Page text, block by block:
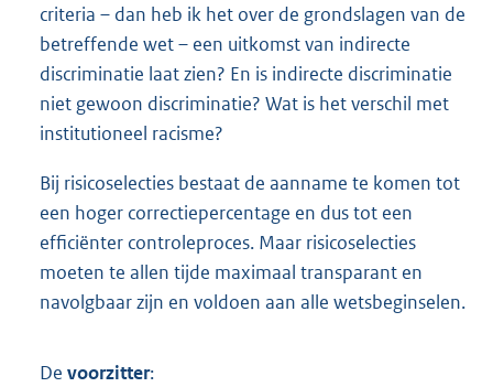
criteria – dan heb ik het over de grondslagen van de
betreffende wet – een uitkomst van indirecte
discriminatie laat zien? En is indirecte discriminatie
niet gewoon discriminatie? Wat is het verschil met
institutioneel racisme?
Bij risicoselecties bestaat de aanname te komen tot
een hoger correctiepercentage en dus tot een
efficiënter controleproces. Maar risicoselecties
moeten te allen tijde maximaal transparant en
navolgbaar zijn en voldoen aan alle wetsbeginselen.
De voorzitter: